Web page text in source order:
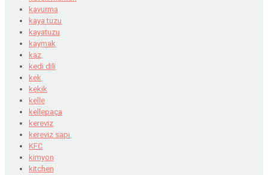
kavurma
kaya tuzu
kayatuzu
kaymak
kaz
kedi dili
kek
kekik
kelle
kellepaça
kereviz
kereviz sapı
KFC
kimyon
kitchen